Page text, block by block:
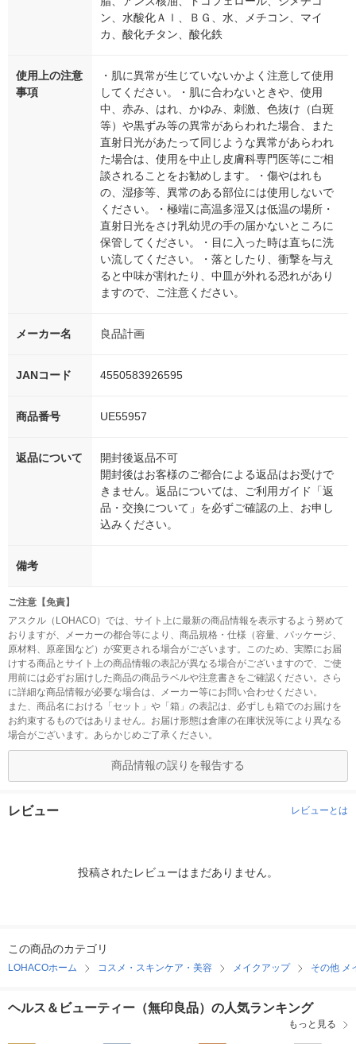
ン、水酸化Ａｌ、ＢＧ、水、メチコン、マイ
カ、酸化チタン、酸化鉄
使用上の注意
事項
・肌に異常が生じていないかよく注意して使用
してください。・肌に合わないときや、使用
中、赤み、はれ、かゆみ、刺激、色抜け（白斑
等）や黒ずみ等の異常があらわれた場合、また
直射日光があたって同じような異常があらわれ
た場合は、使用を中止し皮膚科専門医等にご相
談されることをお勧めします。・傷やはれも
の、湿疹等、異常のある部位には使用しないで
ください。・極端に高温多湿又は低温の場所・
直射日光をさけ乳幼児の手の届かないところに
保管してください。・目に入った時は直ちに洗
い流してください。・落としたり、衝撃を与え
ると中味が割れたり、中皿が外れる恐れがあり
ますので、ご注意ください。
メーカー名 良品計画
JANコード 4550583926595
商品番号 UE55957
返品について
開封後返品不可
開封後はお客様のご都合による返品はお受けで
きません。返品については、ご利用ガイド「返
品・交換について」を必ずご確認の上、お申し
込みください。
備考
ご注意【免責】
アスクル（LOHACO）では、サイト上に最新の商品情報を表示するよう努めて
おりますが、メーカーの都合等により、商品規格・仕様（容量、パッケージ、
原材料、原産国など）が変更される場合がございます。このため、実際にお届
けする商品とサイト上の商品情報の表記が異なる場合がございますので、ご使
用前には必ずお届けした商品の商品ラベルや注意書きをご確認ください。さら
に詳細な商品情報が必要な場合は、メーカー等にお問い合わせください。
また、商品名における「セット」や「箱」の表記は、必ずしも箱でのお届けを
お約束するものではありません。お届け形態は倉庫の在庫状況等により異なる
場合がございます。あらかじめご了承ください。
商品情報の誤りを報告する
レビュー レビューとは
投稿されたレビューはまだありません。
この商品のカテゴリ
LOHACOホーム コスメ・スキンケア・美容 メイクアップ その他 メ
ヘルス＆ビューティー（無印良品）の人気ランキング
もっと見る